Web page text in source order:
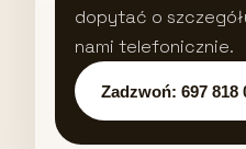
dopytać o
nami telefonicznie.
Zadzwoń: 697 818